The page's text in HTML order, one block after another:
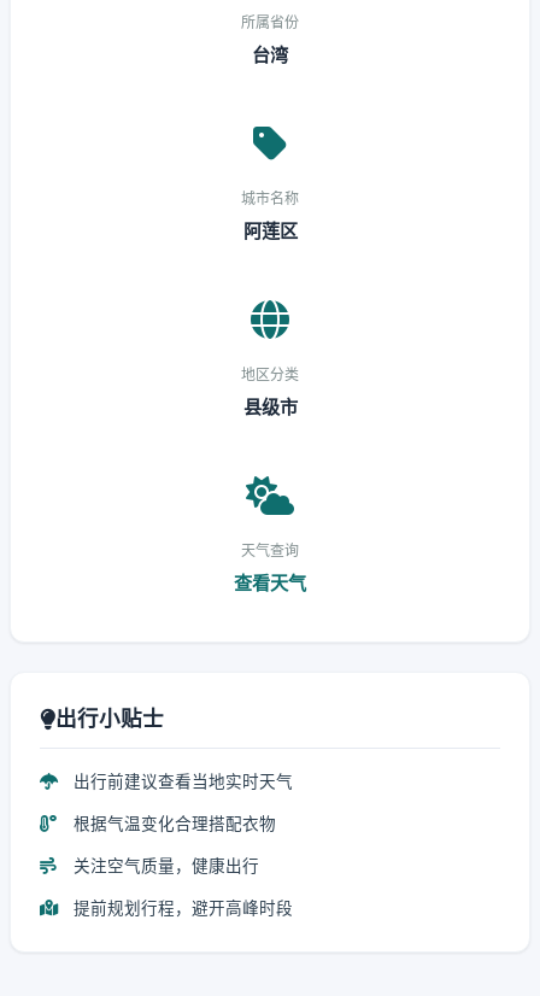
所属省份
台湾
城市名称
阿莲区
地区分类
县级市
天气查询
查看天气
出行小贴士
出行前建议查看当地实时天气
根据气温变化合理搭配衣物
关注空气质量，健康出行
提前规划行程，避开高峰时段